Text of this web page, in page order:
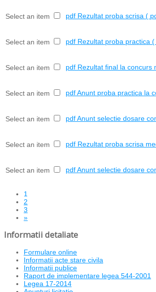
Select an item pdf Rezultat proba scrisa (
Select an item pdf Rezultat proba practica (
Select an item pdf Rezultat final la concurs
Select an item pdfAnunt proba practica la
Select an item pdfAnunt selectie dosare
Select an item pdf Rezultat proba scrisa
Select an item pdfAnunt selectie dosare
1
2
3
»
Informatii detaliate
Formulare online
Informatii acte stare civila
Informatii publice
Raport de implementare legea 544-2001
Legea 17-2014